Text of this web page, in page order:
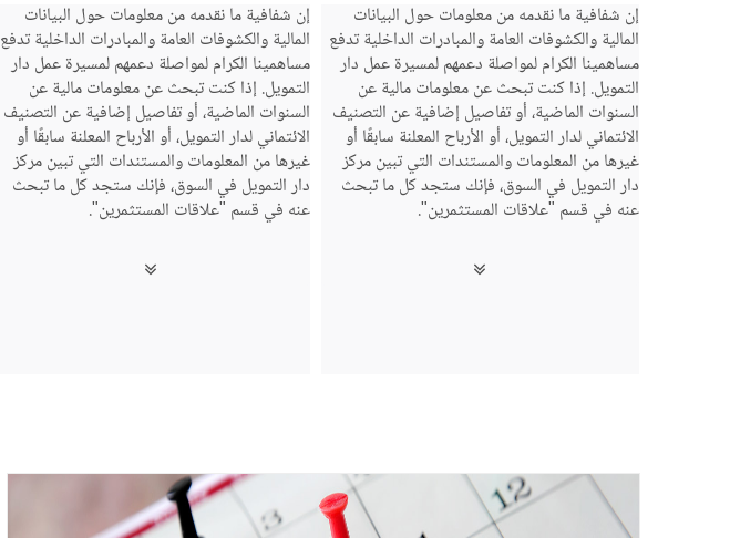
إن شفافية ما نقدمه من معلومات حول البيانات
المالية والكشوفات العامة والمبادرات الداخلية تدفع
مساهمينا الكرام لمواصلة دعمهم لمسيرة عمل دار
التمويل. إذا كنت تبحث عن معلومات مالية عن
السنوات الماضية، أو تفاصيل إضافية عن التصنيف
الائتماني لدار التمويل، أو الأرباح المعلنة سابقًا أو
غيرها من المعلومات والمستندات التي تبين مركز
دار التمويل في السوق، فإنك ستجد كل ما تبحث
عنه في قسم "علاقات المستثمرين".
إن شفافية ما نقدمه من معلومات حول البيانات
المالية والكشوفات العامة والمبادرات الداخلية تدفع
مساهمينا الكرام لمواصلة دعمهم لمسيرة عمل دار
التمويل. إذا كنت تبحث عن معلومات مالية عن
السنوات الماضية، أو تفاصيل إضافية عن التصنيف
الائتماني لدار التمويل، أو الأرباح المعلنة سابقًا أو
غيرها من المعلومات والمستندات التي تبين مركز
دار التمويل في السوق، فإنك ستجد كل ما تبحث
عنه في قسم "علاقات المستثمرين".